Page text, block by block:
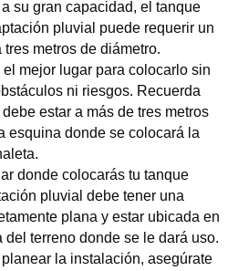
su gran capacidad, el tanque
pluvial puede requerir un
metros de diámetro.
el mejor lugar para colocarlo sin
ni riesgos. Recuerda
estar a más de tres metros
esquina donde se colocará la
donde colocarás tu tanque
pluvial debe tener una
plana y estar ubicada en
del terreno donde se le dará uso.
la instalación, asegúrate